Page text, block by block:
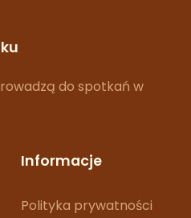
do spotkań w
Informacje
Polityka prywatności